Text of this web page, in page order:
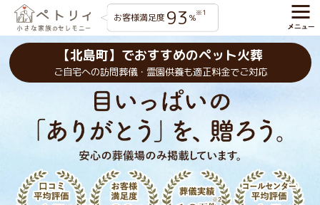
お客様満足度 93 %※1
【北島町】でおすすめのペット火葬
ご自宅への訪問葬儀・霊園供養も適正料金でご対応